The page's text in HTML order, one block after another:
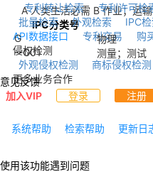
专利转让检索
专利许可检
批量检索
外观检索 IPC
API数据接口
专利交易
购
侵权检测
外观侵权检测
商标侵权检测
更多业务合作
加入VIP
登录 注册
系统帮助 检索帮助 更新日
A 人类生活必需 B 作业；运
IPC分类号
G
物理
--G01 测量；测试
意见反馈
使用该功能遇到问题